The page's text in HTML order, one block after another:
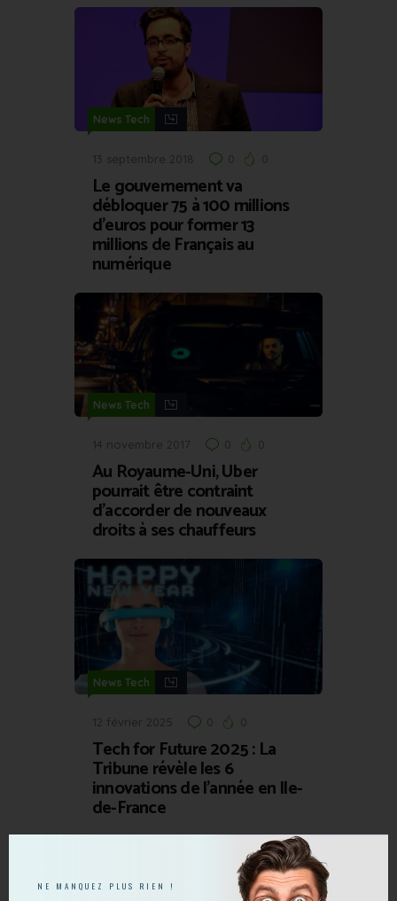
News Tech
13 septembre 2018 0 0
Le gouvernement va
débloquer 75 à 100 millions
d’euros pour former 13
millions de Français au
numérique
News Tech
14 novembre 2017 0 0
Au Royaume-Uni, Uber
pourrait être contraint
d’accorder de nouveaux
droits à ses chauffeurs
News Tech
12 février 2025 0 0
Tech for Future 2025 : La
Tribune révèle les 6
innovations de l’année en Ile-
de-France
NE MANQUEZ PLUS RIEN !